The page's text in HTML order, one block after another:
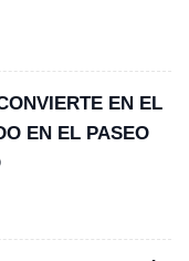
EN EL
EN EL PASEO